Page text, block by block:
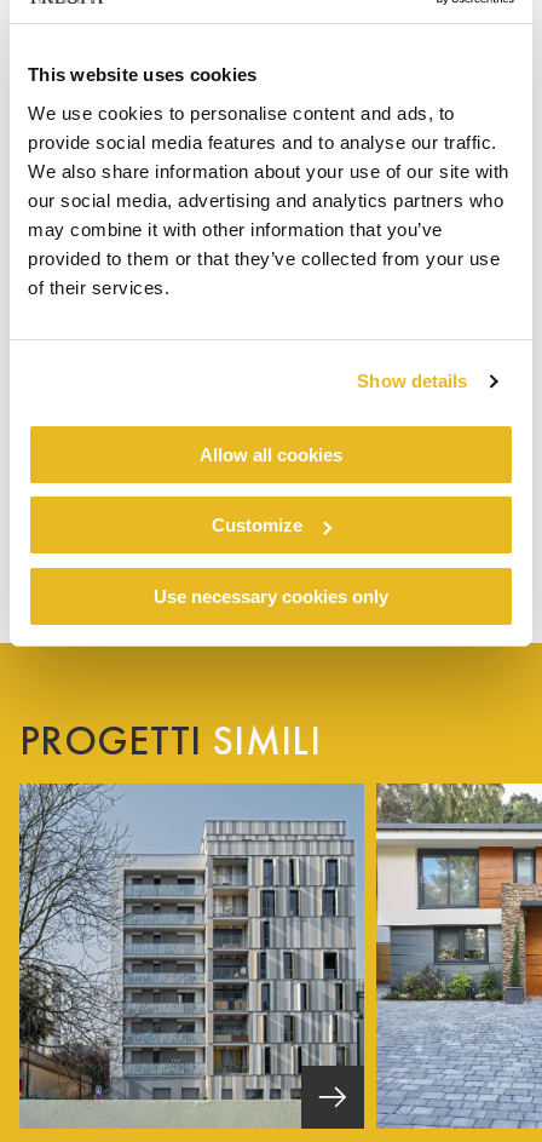
This website uses cookies
We use cookies to personalise content and ads, to
provide social media features and to analyse our traffic.
We also share information about your use of our site with
our social media, advertising and analytics partners who
may combine it with other information that you’ve
provided to them or that they’ve collected from your use
of their services.
Show details
Allow all cookies
Customize
Use necessary cookies only
PROGETTI SIMILI